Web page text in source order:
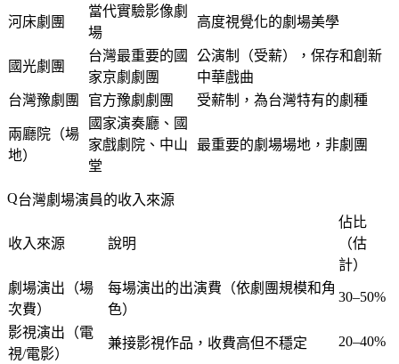
河床劇團
當代實驗影像劇
場
高度視覺化的劇場美學
國光劇團
台灣最重要的國
家京劇劇團
公演制（受薪），保存和創新
中華戲曲
台灣豫劇團
官方豫劇劇團 受薪制，為台灣特有的劇種
兩廳院（場
地）
國家演奏廳、國
家戲劇院、中山
堂
最重要的劇場場地，非劇團
台灣劇場演員的收入來源
收入來源 說明
佔比
（估
計）
劇場演出（場
次費）
每場演出的出演費（依劇團規模和角
色）
30–50%
影視演出（電
視/電影）
兼接影視作品，收費高但不穩定 20–40%